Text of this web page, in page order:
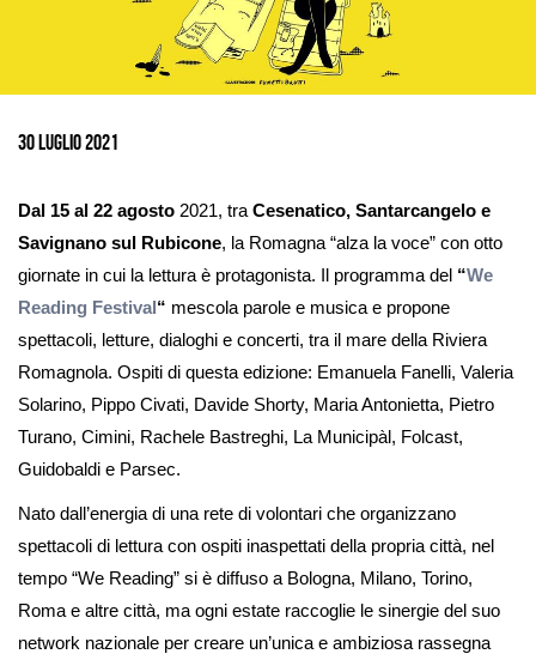
30 Luglio 2021
Dal 15 al 22 agosto 2021, tra Cesenatico, Santarcangelo e
Savignano sul Rubicone, la Romagna “alza la voce” con otto
giornate in cui la lettura è protagonista. Il programma del “We
Reading Festival“ mescola parole e musica e propone
spettacoli, letture, dialoghi e concerti, tra il mare della Riviera
Romagnola. Ospiti di questa edizione: Emanuela Fanelli, Valeria
Solarino, Pippo Civati, Davide Shorty, Maria Antonietta, Pietro
Turano, Cimini, Rachele Bastreghi, La Municipàl, Folcast,
Guidobaldi e Parsec.
Nato dall’energia di una rete di volontari che organizzano
spettacoli di lettura con ospiti inaspettati della propria città, nel
tempo “We Reading” si è diffuso a Bologna, Milano, Torino,
Roma e altre città, ma ogni estate raccoglie le sinergie del suo
network nazionale per creare un’unica e ambiziosa rassegna